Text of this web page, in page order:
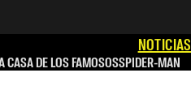
NOTICIAS
CASA DE LOS FAMOSOSSPIDER-MAN